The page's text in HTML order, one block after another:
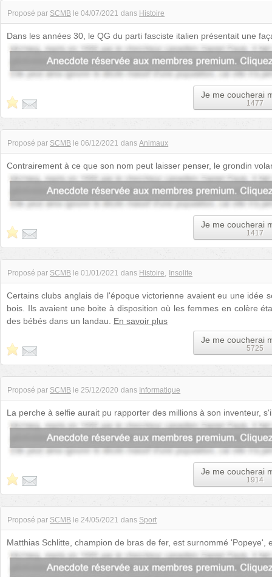
Proposé par SCMB le 04/07/2021 dans Histoire
Dans les années 30, le QG du parti fasciste italien présentait une
portrait de Mu...
Je me coucherai
1477
Proposé par SCMB le 06/12/2021 dans Animaux
Contrairement à ce que son nom peut laisser penser, le grondin
car il vit sous l'eau....
Je me coucherai
1417
Proposé par SCMB le 01/01/2021 dans Histoire Insolite
Certains clubs anglais de l'époque victorienne avaient eu une idée
bois. Ils avaient une boite à disposition où les femmes en colère
des bébés dans un landau. En savoir plus
Je me coucherai
5725
Proposé par SCMB le 25/12/2020 dans Informatique
La perche à selfie aurait pu rapporter des millions à son inventeur,
brevet déposé...
Je me coucherai
1914
Proposé par SCMB le 24/05/2021 dans Sport
Matthias Schlitte, champion de bras de fer, est surnommé 'Popeye',
droit. Elle est du...